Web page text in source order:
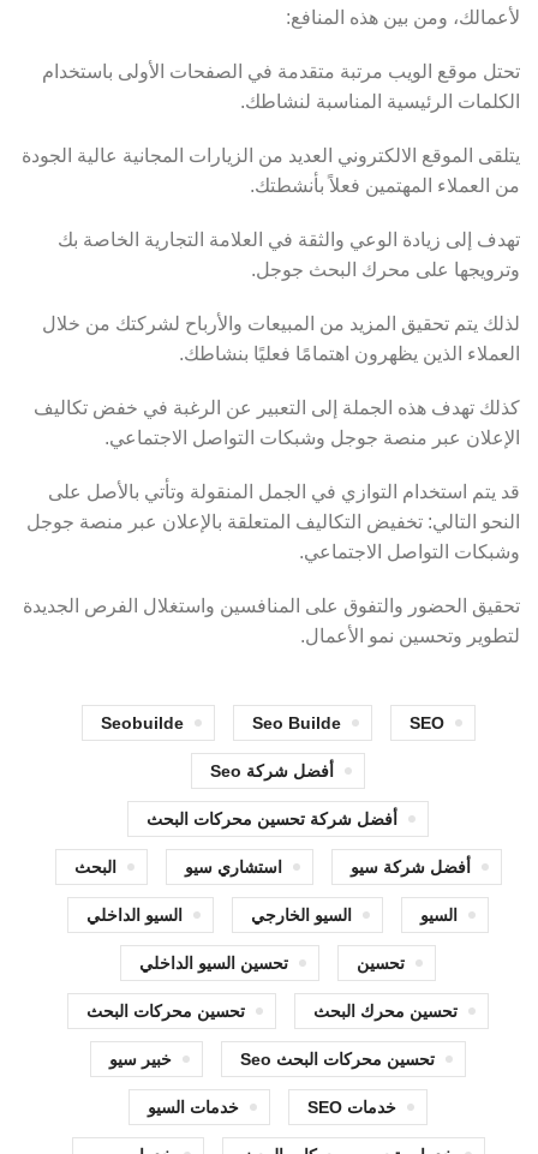
لأعمالك، ومن بين هذه المنافع:
تحتل موقع الويب مرتبة متقدمة في الصفحات الأولى باستخدام
الكلمات الرئيسية المناسبة لنشاطك.
يتلقى الموقع الالكتروني العديد من الزيارات المجانية عالية الجودة
من العملاء المهتمين فعلاً بأنشطتك.
تهدف إلى زيادة الوعي والثقة في العلامة التجارية الخاصة بك
وترويجها على محرك البحث جوجل.
لذلك يتم تحقيق المزيد من المبيعات والأرباح لشركتك من خلال
العملاء الذين يظهرون اهتمامًا فعليًا بنشاطك.
كذلك تهدف هذه الجملة إلى التعبير عن الرغبة في خفض تكاليف
الإعلان عبر منصة جوجل وشبكات التواصل الاجتماعي.
قد يتم استخدام التوازي في الجمل المنقولة وتأتي بالأصل على
النحو التالي: تخفيض التكاليف المتعلقة بالإعلان عبر منصة جوجل
وشبكات التواصل الاجتماعي.
تحقيق الحضور والتفوق على المنافسين واستغلال الفرص الجديدة
لتطوير وتحسين نمو الأعمال.
SEO
Seo Builde
Seobuilde
أفضل شركة Seo
أفضل شركة تحسين محركات البحث
أفضل شركة سيو استشاري سيو البحث
السيو السيو الخارجي السيو الداخلي
تحسين تحسين السيو الداخلي
تحسين محرك البحث تحسين محركات البحث
تحسين محركات البحث Seo خبير سيو
خدمات SEO خدمات السيو